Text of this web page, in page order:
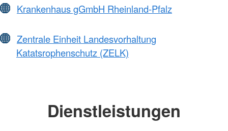
Krankenhaus gGmbH Rheinland-Pfalz
Zentrale Einheit Landesvorhaltung
Katatsrophenschutz (ZELK)
Dienstleistungen